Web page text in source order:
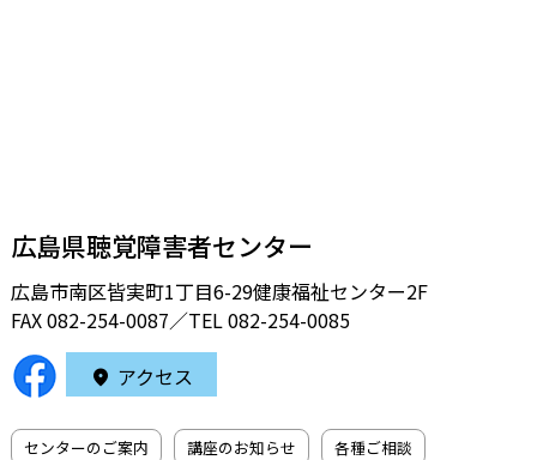
広島県聴覚障害者センター
広島市南区皆実町1丁目6-29健康福祉センター2F
FAX 082-254-0087／TEL082-254-0085
アクセス
センターのご案内 講座のお知らせ 各種ご相談